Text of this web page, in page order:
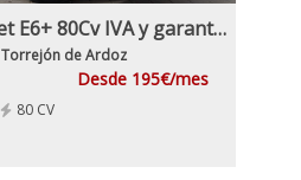
Fiat Fiorino 1.3Mjet E6+ 80Cv IVA y garantía Inc Etiqueta C
Torrejón de Ardoz
Desde 195€/mes
80 CV